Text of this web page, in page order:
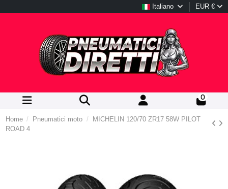
Italiano EUR €
0
Home Pneumatici moto
MICHELIN 120/70 ZR17 58W PILOT
ROAD 4